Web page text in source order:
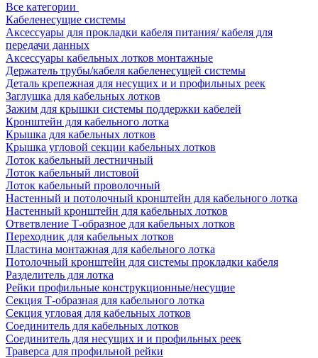
Все категории
Кабеленесущие системы
Аксессуары для прокладки кабеля питания/ кабеля для
передачи данных
Аксессуары кабельных лотков монтажные
Держатель трубы/кабеля кабеленесущей системы
Деталь крепежная для несущих и и профильных реек
Заглушка для кабельных лотков
Зажим для крышки системы поддержки кабелей
Кронштейн для кабельного лотка
Крышка для кабельных лотков
Крышка угловой секции кабельных лотков
Лоток кабельный лестничный
Лоток кабельный листовой
Лоток кабельный проволочный
Настенный и потолочный кронштейн для кабельного лотка
Настенный кронштейн для кабельных лотков
Ответвление Т-образное для кабельных лотков
Переходник для кабельных лотков
Пластина монтажная для кабельного лотка
Потолочный кронштейн для системы прокладки кабеля
Разделитель для лотка
Рейки профильные конструкционные/несущие
Секция Т-образная для кабельного лотка
Секция угловая для кабельных лотков
Соединитель для кабельных лотков
Соединитель для несущих и и профильных реек
Траверса для профильной рейки